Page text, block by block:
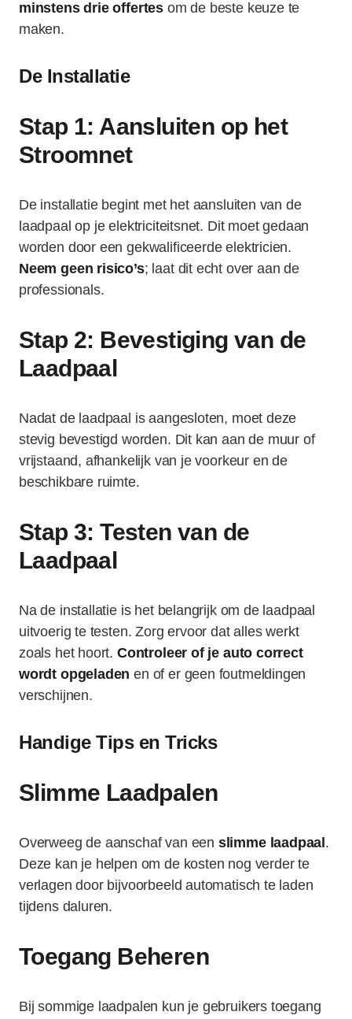
minstens drie offertes om de beste keuze te
maken.
De Installatie
Stap 1: Aansluiten op het
Stroomnet
De installatie begint met het aansluiten van de
laadpaal op je elektriciteitsnet. Dit moet gedaan
worden door een gekwalificeerde elektricien.
Neem geen risico’s; laat dit echt over aan de
professionals.
Stap 2: Bevestiging van de
Laadpaal
Nadat de laadpaal is aangesloten, moet deze
stevig bevestigd worden. Dit kan aan de muur of
vrijstaand, afhankelijk van je voorkeur en de
beschikbare ruimte.
Stap 3: Testen van de
Laadpaal
Na de installatie is het belangrijk om de laadpaal
uitvoerig te testen. Zorg ervoor dat alles werkt
zoals het hoort. Controleer of je auto correct
wordt opgeladen en of er geen foutmeldingen
verschijnen.
Handige Tips en Tricks
Slimme Laadpalen
Overweeg de aanschaf van een slimme laadpaal .
Deze kan je helpen om de kosten nog verder te
verlagen door bijvoorbeeld automatisch te laden
tijdens daluren.
Toegang Beheren
Bij sommige laadpalen kun je gebruikers toegang